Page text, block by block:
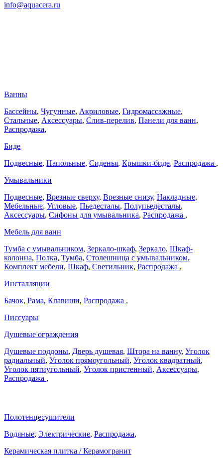
info@aquacera.ru
Ванны
Бассейны, Чугунные, Акриловые, Гидромассажные,
Стальные, Аксессуары, Слив-перелив, Панели для ванн,
Распродажа,
Биде
Подвесные, Напольные, Сиденья, Крышки-биде, Распродажа ,
Умывальники
Подвесные, Врезные сверху, Врезные снизу, Накладные,
Мебельные, Угловые, Пьедесталы, Полупьедесталы,
Аксессуары, Сифоны для умывальника, Распродажа ,
Мебель для ванн
Тумба с умывальником, Зеркало-шкаф, Зеркало, Шкаф-
колонна, Полка, Тумба, Столешница с умывальником,
Комплект мебели, Шкаф, Светильник, Распродажа ,
Инсталляции
Бачок, Рама, Клавиши, Распродажа ,
Писсуары
Душевые ограждения
Душевые поддоны, Дверь душевая, Штора на ванну, Уголок
радиальный, Уголок прямоугольный, Уголок квадратный,
Уголок пятиугольный, Уголок пристенный, Аксессуары,
Распродажа ,
Полотенцесушители
Водяные, Электрические, Распродажа,
Керамическая плитка / Керамогранит